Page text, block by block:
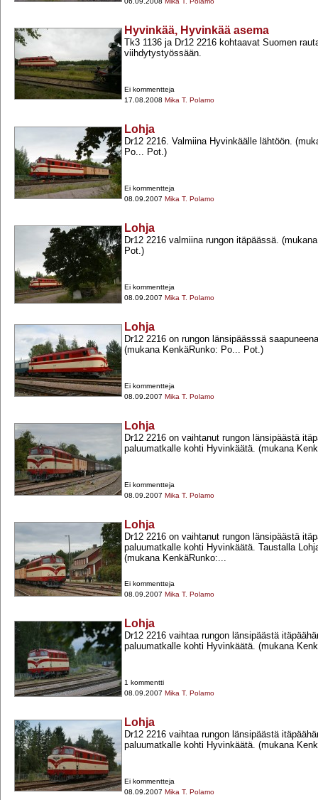
Hyvinkää, Hyvinkää asema
Tk3 1136 ja Dr12 2216 kohtaavat Suomen
viihdytystyössään.
Ei kommentteja
17.08.2008 Mika T. Polamo
Lohja
Dr12 2216. Valmiina Hyvinkäälle lähtöön.
Po... Pot.)
Ei kommentteja
08.09.2007 Mika T. Polamo
Lohja
Dr12 2216 valmiina rungon itäpäässä.
Pot.)
Ei kommentteja
08.09.2007 Mika T. Polamo
Lohja
Dr12 2216 on rungon länsipäässsä
(mukana KenkäRunko: Po... Pot.)
Ei kommentteja
08.09.2007 Mika T. Polamo
Lohja
Dr12 2216 on vaihtanut rungon länsipäästä
paluumatkalle kohti Hyvinkäätä. (mukana
Ei kommentteja
08.09.2007 Mika T. Polamo
Lohja
Dr12 2216 on vaihtanut rungon länsipäästä
paluumatkalle kohti Hyvinkäätä. Taustalla
(mukana KenkäRunko:...
Ei kommentteja
08.09.2007 Mika T. Polamo
Lohja
Dr12 2216 vaihtaa rungon länsipäästä
paluumatkalle kohti Hyvinkäätä. (mukana
1 kommentti
08.09.2007 Mika T. Polamo
Lohja
Dr12 2216 vaihtaa rungon länsipäästä
paluumatkalle kohti Hyvinkäätä. (mukana
Ei kommentteja
08.09.2007 Mika T. Polamo